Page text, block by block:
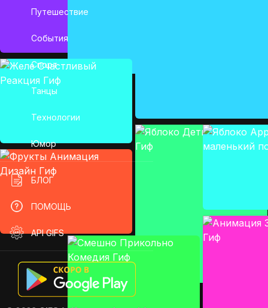
Путешествие
События
Спорт
Танцы
Технологии
Юмор
БЛОГ
ПОМОЩЬ
API GIFS